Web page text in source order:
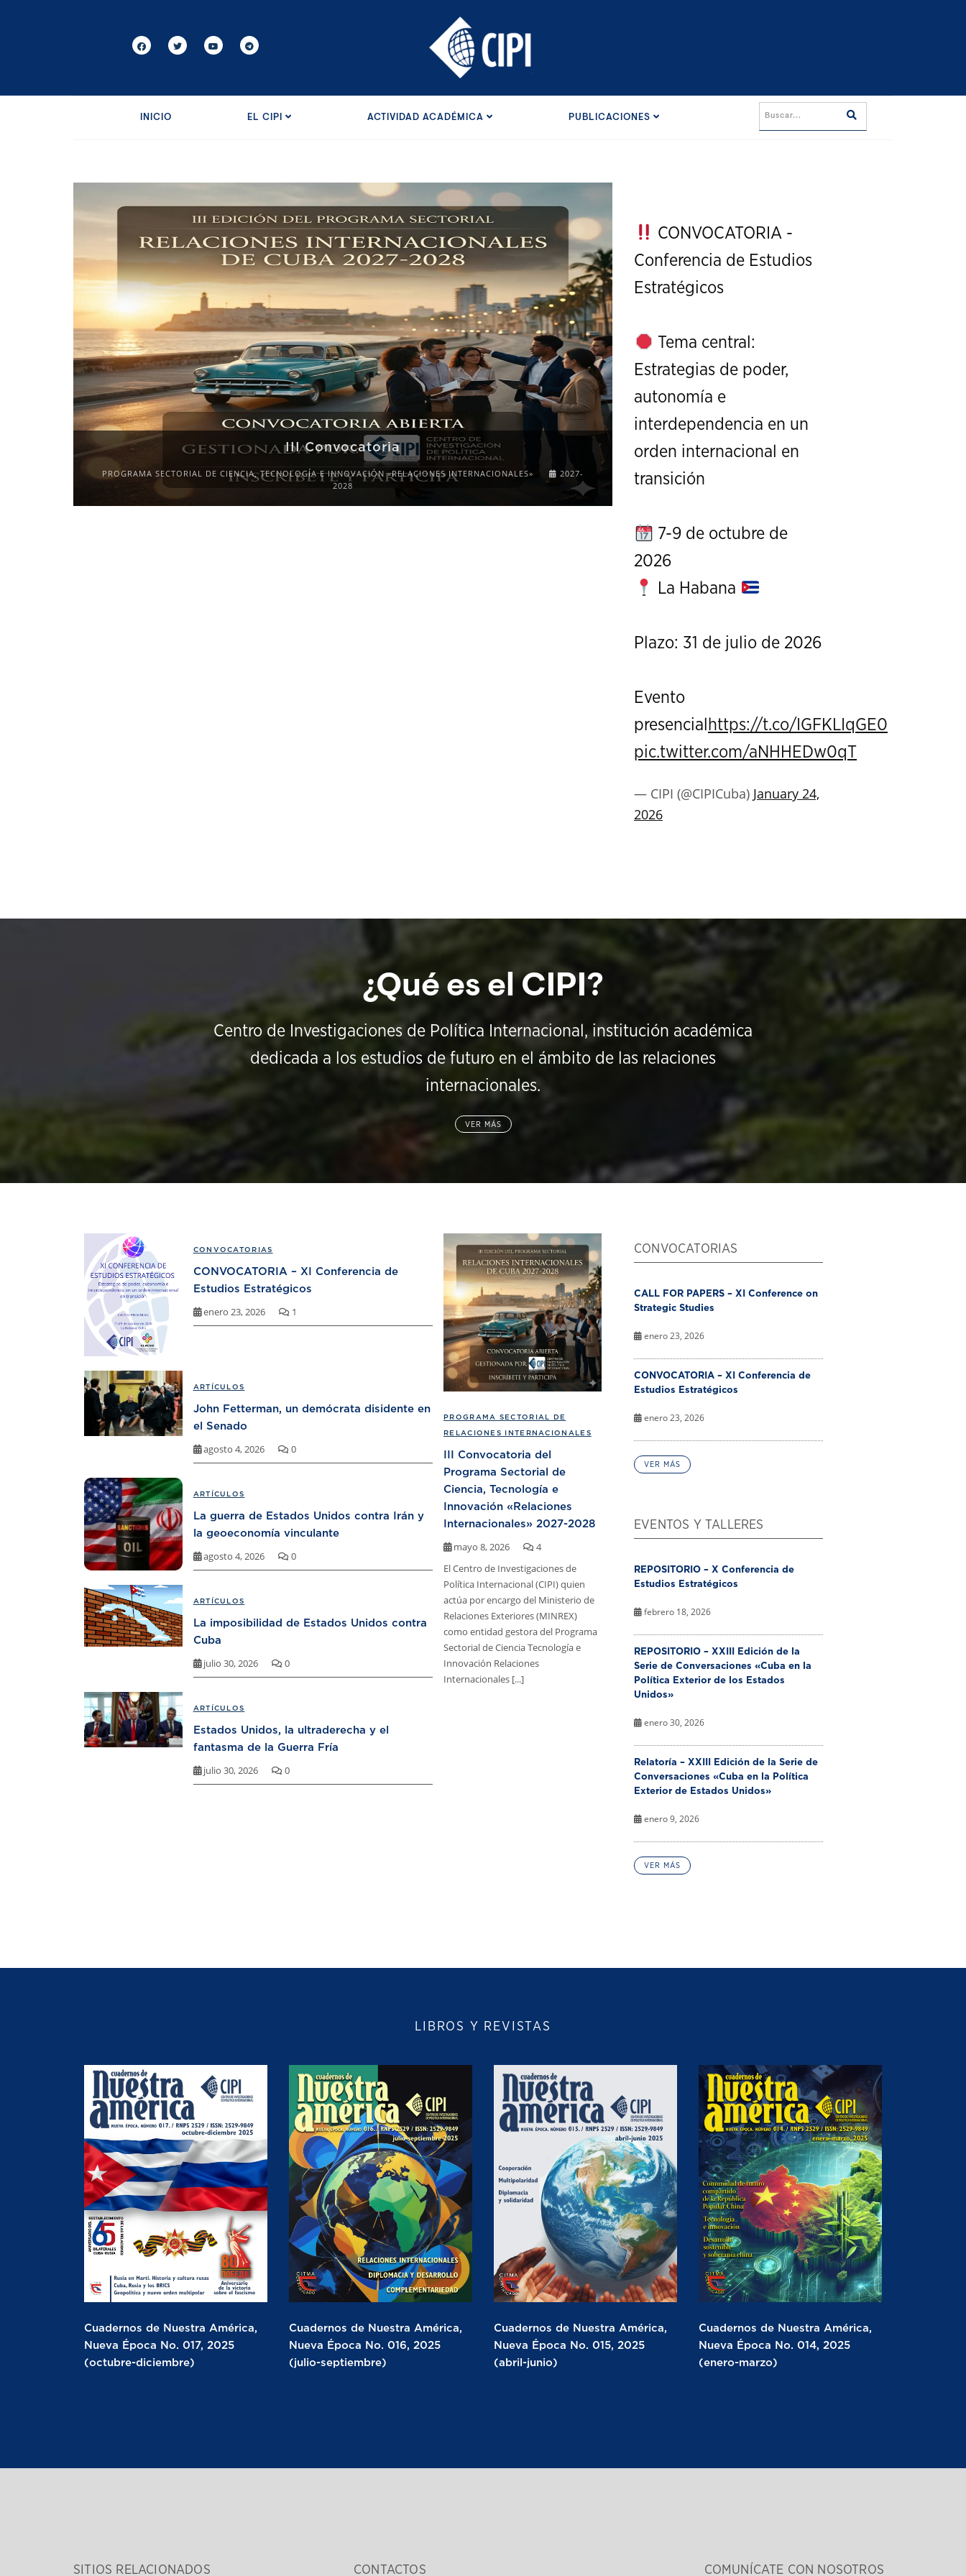
INICIO EL CIPI ACTIVIDAD ACADÉMICA PUBLICACIONES
III Convocatoria
PROGRAMA SECTORIAL DE CIENCIA, TECNOLOGÍA E INNOVACIÓN «RELACIONES INTERNACIONALES»
2027-
2028
XI Conference on Strategic
CONVOCATORIA -
Conferencia de Estudios
Estratégicos
Tema central:
Estrategias de poder,
autonomía e
interdependencia en un
orden internacional en
transición
7-9 de octubre de
2026
La Habana
Plazo: 31 de julio de 2026
Evento
presencial https://t.co/IGFKLIqGE0
pic.twitter.com/aNHHEDw0qT
— CIPI (@CIPICuba) January 24,
2026
¿Qué es el CIPI?
Centro de Investigaciones de Política Internacional, institución académica
dedicada a los estudios de futuro en el ámbito de las relaciones
internacionales.
VER MÁS
PROGRAMA SECTORIAL DE
RELACIONES INTERNACIONALES
III Convocatoria del
Programa Sectorial de
Ciencia, Tecnología e
Innovación «Relaciones
Internacionales» 2027-2028
mayo 8, 2026
4
El Centro de Investigaciones de
Política Internacional (CIPI) quien
actúa por encargo del Ministerio de
Relaciones Exteriores (MINREX)
como entidad gestora del Programa
Sectorial de Ciencia Tecnología e
Innovación Relaciones
Internacionales [...]
CONVOCATORIAS
CONVOCATORIA – XI Conferencia de
Estudios Estratégicos
enero 23, 2026 1
ARTÍCULOS
John Fetterman, un demócrata disidente en
el Senado
agosto 4, 2026 0
ARTÍCULOS
La guerra de Estados Unidos contra Irán y
la geoeconomía vinculante
agosto 4, 2026 0
ARTÍCULOS
La imposibilidad de Estados Unidos contra
Cuba
julio 30, 2026 0
ARTÍCULOS
Estados Unidos, la ultraderecha y el
fantasma de la Guerra Fría
julio 30, 2026 0
CONVOCATORIAS
CALL FOR PAPERS – XI Conference on
Strategic Studies
enero 23, 2026
CONVOCATORIA – XI Conferencia de
Estudios Estratégicos
enero 23, 2026
VER MÁS
EVENTOS Y TALLERES
REPOSITORIO – X Conferencia de
Estudios Estratégicos
febrero 18, 2026
REPOSITORIO – XXIII Edición de la
Serie de Conversaciones «Cuba en la
Política Exterior de los Estados
Unidos»
enero 30, 2026
Relatoría – XXIII Edición de la Serie de
Conversaciones «Cuba en la Política
Exterior de Estados Unidos»
enero 9, 2026
VER MÁS
LIBROS Y REVISTAS
Cuadernos de Nuestra América,
Nueva Época No. 017, 2025
(octubre-diciembre)
Cuadernos de Nuestra América,
Nueva Época No. 016, 2025
(julio-septiembre)
Cuadernos de Nuestra América,
Nueva Época No. 015, 2025
(abril-junio)
Cuadernos de Nuestra América,
Nueva Época No. 014, 2025
(enero-marzo)
SITIOS RELACIONADOS CONTACTOS COMUNÍCATE CON NOSOTROS